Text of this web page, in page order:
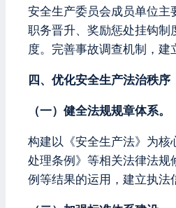
安全生产委员会成员单位主
职务晋升、奖励惩处挂钩制
度。完善事故调查机制，建
四、优化安全生产法治秩序
（一）健全法规规章体系。
构建以《安全生产法》为核
处理条例》等相关法律法规
例等结果的运用，建立执法